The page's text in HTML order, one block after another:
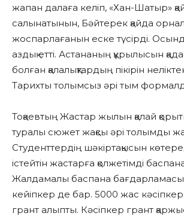
жапан далаға келіп, «Хан-Шатыр»
салынатынын, Бәйтерек қайда
жоспарлағанын еске түсірді.
аздық етті. Астананың құрылысын
болған қалалықтардың пікірін
Тарихты толымсыз әрі тым
Тоқаевтың Жастар жылын қалай
туралы сюжет жақсы әрі толымды
Студенттердің шәкіртақысын
істейтін жастарға қолжетімді
Жалдамалы баспана
кейіпкер де бар. 5000 жас
грант алыпты. Кәсіпкер грант